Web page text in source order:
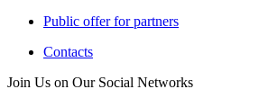
Public offer for partners
Contacts
Join Us on Our Social Networks